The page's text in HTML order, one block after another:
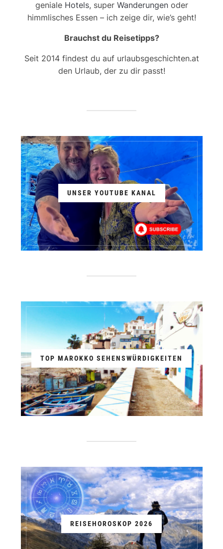
geniale Hotels, super Wanderungenoder
himmlisches Essen – ich zeige dir, wie’s geht!
Brauchst du Reisetipps?
Seit 2014 findest du auf urlaubsgeschichten.at
den Urlaub, der zu dir passt!
UNSER YOUTUBE KANAL
TOP MAROKKO SEHENSWÜRDIGKEITEN
REISEHOROSKOP 2026